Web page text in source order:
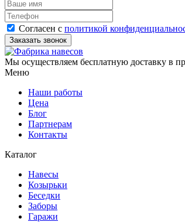
Согласен с политикой
Мы осуществляем бесплатную доставку в
Меню
Наши работы
Цена
Блог
Партнерам
Контакты
Каталог
Навесы
Козырьки
Беседки
Заборы
Гаражи